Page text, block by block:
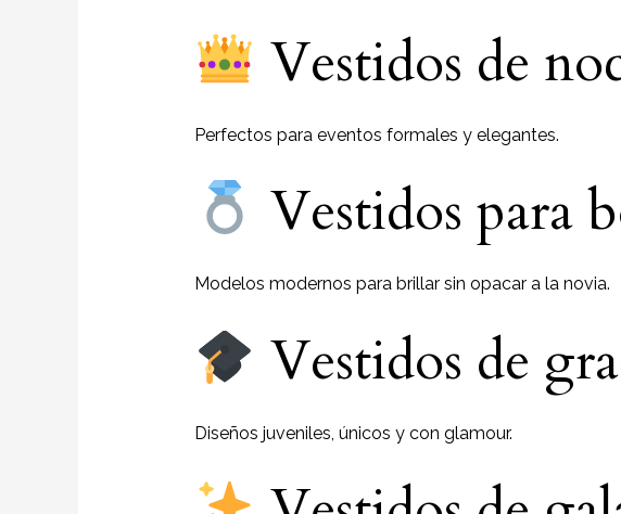
Vestidos de
Perfectos para eventos formales y elegantes.
Vestidos para
Modelos modernos para brillar sin opacar a la novia.
Vestidos de
Diseños juveniles, únicos y con glamour.